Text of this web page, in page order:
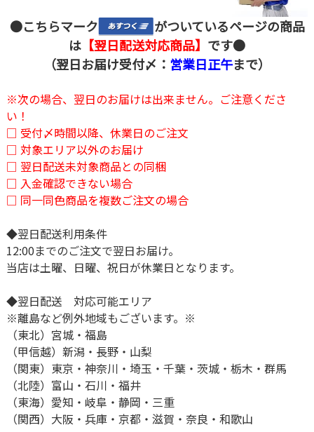
●こちらマーク
がついているページの商品
は 【翌日配送対応商品】 です●
（翌日お届け受付〆： 営業日正午まで）
※次の場合、翌日のお届けは出来ません。ご注意くださ
い！
□ 受付〆時間以降、休業日のご注文
□ 対象エリア以外のお届け
□ 翌日配送未対象商品との同梱
□ 入金確認できない場合
□ 同一同色商品を複数ご注文の場合
◆翌日配送利用条件
12:00までのご注文で翌日お届け。
当店は土曜、日曜、祝日が休業日となります。
◆翌日配送 対応可能エリア
※離島など例外地域もございます。※
（東北）宮城・福島
（甲信越）新潟・長野・山梨
（関東）東京・神奈川・埼玉・千葉・茨城・栃木・群馬
（北陸）富山・石川・福井
（東海）愛知・岐阜・静岡・三重
（関西）大阪・兵庫・京都・滋賀・奈良・和歌山